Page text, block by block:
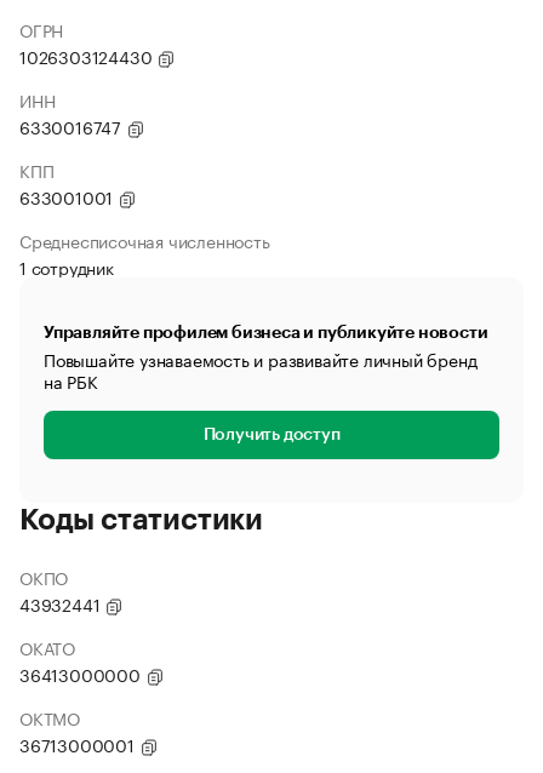
ОГРН
1026303124430
ИНН
6330016747
КПП
633001001
Среднесписочная численность
1 сотрудник
Управляйте профилем бизнеса и публикуйте новости
Повышайте узнаваемость и развивайте личный бренд
на РБК
Получить доступ
Коды статистики
ОКПО
43932441
ОКАТО
36413000000
ОКТМО
36713000001